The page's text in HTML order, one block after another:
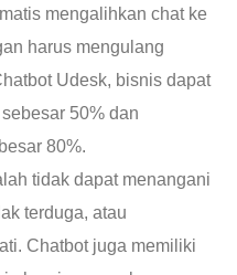
mengalihkan chat ke
harus mengulang
Udesk, bisnis dapat
50% dan
80%.
tidak dapat menangani
terduga, atau
Chatbot juga memiliki